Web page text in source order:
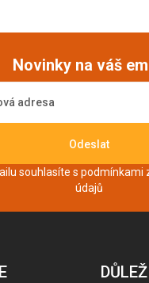
Novinky na váš
Odeslat
souhlasíte s podmínkami
údajů